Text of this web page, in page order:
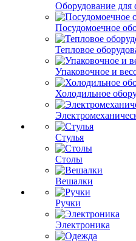
Оборудование для
Посудомоечное
Тепловое
Упаковочное и
Холодильное
Стулья
Столы
Вешалки
Ручки
Электроника